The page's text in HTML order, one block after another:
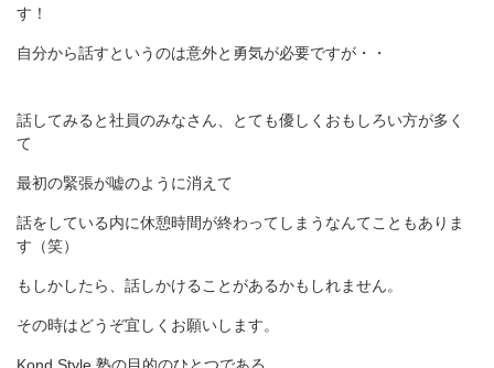
す！
自分から話すというのは意外と勇気が必要ですが・・
話してみると社員のみなさん、とても優しくおもしろい方が多く
て
最初の緊張が嘘のように消えて
話をしている内に休憩時間が終わってしまうなんてこともありま
す（笑）
もしかしたら、話しかけることがあるかもしれません。
その時はどうぞ宜しくお願いします。